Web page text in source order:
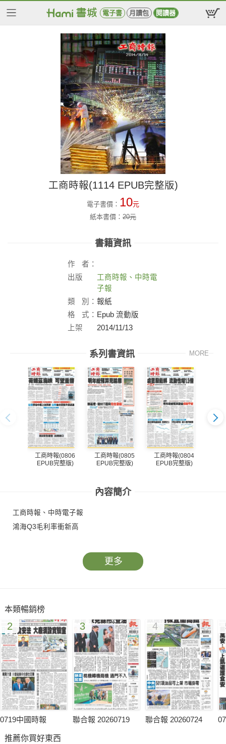
電子書 月讀包 閱讀器
工商時報(1114 EPUB完整版)
電子書價： 10元
紙本書價： 20元
書籍資訊
作
者：
出版
工商時報、中時電
子報
類
別： 報紙
格
式： Epub 流動版
上架
2014/11/13
系列書資訊 MORE
工商時報(0806
EPUB完整版)
工商時報(0805
EPUB完整版)
工商時報(0804
EPUB完整版)
內容簡介
工商時報、中時電子報
鴻海Q3毛利率衝新高
更多
本類暢銷榜
2
0719中國時報
3
聯合報 20260719
4
聯合報 20260724
推薦你買好東西